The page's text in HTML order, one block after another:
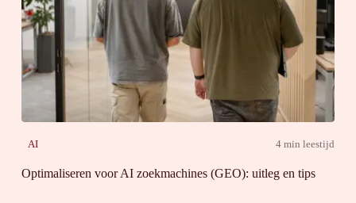
AI 4 min leestijd
Optimaliseren voor AI zoekmachines (GEO): uitleg en tips